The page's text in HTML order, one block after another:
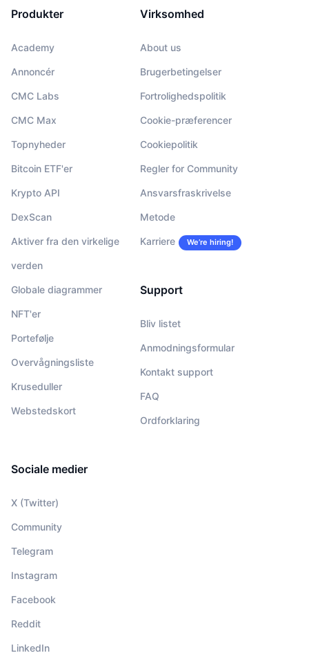
Produkter
Academy
Annoncér
CMC Labs
CMC Max
Topnyheder
Bitcoin ETF'er
Krypto API
DexScan
Aktiver fra den virkelige
verden
Globale diagrammer
NFT'er
Portefølje
Overvågningsliste
Kruseduller
Webstedskort
Virksomhed
About us
Brugerbetingelser
Fortrolighedspolitik
Cookie-præferencer
Cookiepolitik
Regler for Community
Ansvarsfraskrivelse
Metode
Karriere We’re hiring!
Support
Bliv listet
Anmodningsformular
Kontakt support
FAQ
Ordforklaring
Sociale medier
X (Twitter)
Community
Telegram
Instagram
Facebook
Reddit
LinkedIn